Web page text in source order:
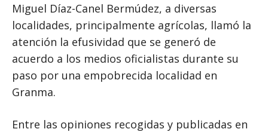
Miguel Díaz-Canel Bermúdez, a diversas
localidades, principalmente agrícolas, llamó la
atención la efusividad que se generó de
acuerdo a los medios oficialistas durante su
paso por una empobrecida localidad en
Granma.
Entre las opiniones recogidas y publicadas en